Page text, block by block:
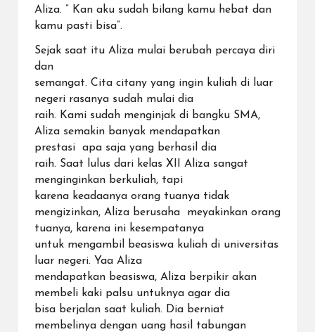
Aliza. ” Kan aku sudah bilang kamu hebat dan
kamu pasti bisa”.
Sejak saat itu Aliza mulai berubah percaya diri
dan
semangat. Cita citany yang ingin kuliah di luar
negeri rasanya sudah mulai dia
raih. Kami sudah menginjak di bangku SMA,
Aliza semakin banyak mendapatkan
prestasi apa saja yang berhasil dia
raih. Saat lulus dari kelas XII Aliza sangat
menginginkan berkuliah, tapi
karena keadaanya orang tuanya tidak
mengizinkan, Aliza berusaha meyakinkan orang
tuanya, karena ini kesempatanya
untuk mengambil beasiswa kuliah di universitas
luar negeri. Yaa Aliza
mendapatkan beasiswa, Aliza berpikir akan
membeli kaki palsu untuknya agar dia
bisa berjalan saat kuliah. Dia berniat
membelinya dengan uang hasil tabungan